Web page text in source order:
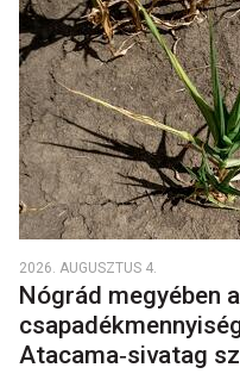
2026. AUGUSZTUS 4.
Nógrád megyében
Atacama‑sivatag